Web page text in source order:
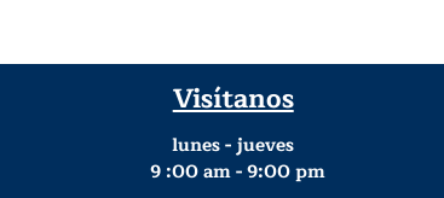
Visítanos
lunes - jueves
9 :00 am - 9:00 pm